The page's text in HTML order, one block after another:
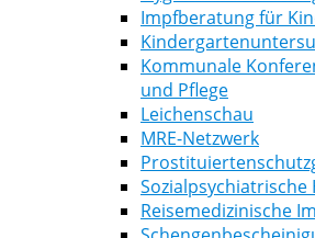
Impfberatung für
Kommunale
und Pflege
Leichenschau
MRE-Netzwerk
Sozialpsychiatrische
Reisemedizinische